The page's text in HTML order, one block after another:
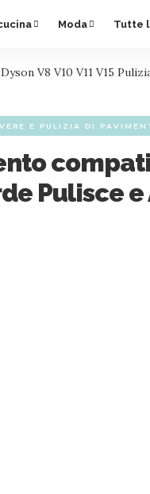
Moda Tutte
V8 V10 V11 V15
E PULIZIA DI
Pulisce